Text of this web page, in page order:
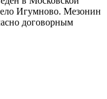
Игумново. Мезонин
договорным